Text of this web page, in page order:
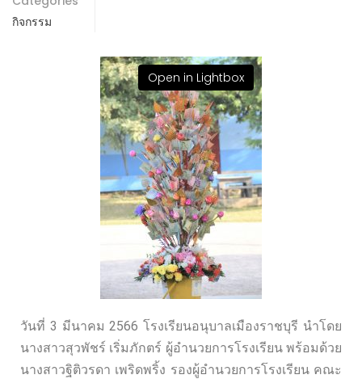
กิจกรรม
Open in Lightbox
วันที่ 3 มีนาคม 2566 โรงเรียนอนุบาลเมืองราชบุรี นำโดย
นางสาวสุวพัชร์ เริ่มภักตร์ ผู้อำนวยการโรงเรียน พร้อมด้วย
นางสาวฐิติวรดา เพริดพริ้ง รองผู้อำนวยการโรงเรียน คณะ